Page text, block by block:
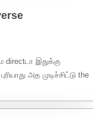
directடா இதுக்கு
அத முடிச்சிட்டு the